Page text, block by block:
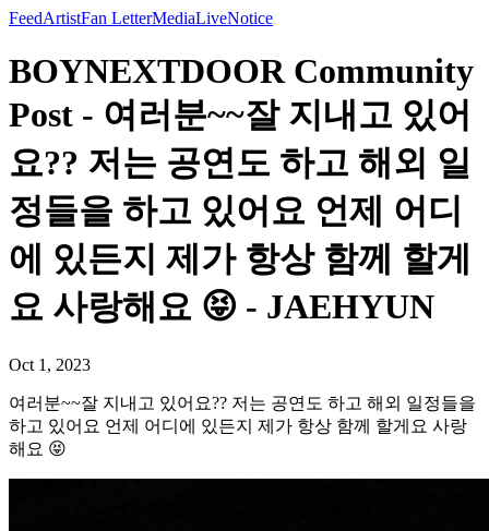
FeedArtistFan LetterMediaLiveNotice
BOYNEXTDOOR Community
Post - 여러분~~잘 지내고 있어
요?? 저는 공연도 하고 해외 일
정들을 하고 있어요 언제 어디
에 있든지 제가 항상 함께 할게
요 사랑해요 😝 - JAEHYUN
Oct 1, 2023
여러분~~잘 지내고 있어요?? 저는 공연도 하고 해외 일정들을
하고 있어요 언제 어디에 있든지 제가 항상 함께 할게요 사랑
해요 😝